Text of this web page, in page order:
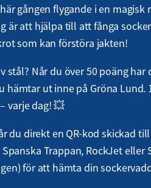
gången flygande i en magisk
är att hjälpa till att fånga
som kan förstöra jakten!
stål? Når du över 50 poäng har
hämtar ut inne på Gröna Lund.
varje dag! 💥
du direkt en QR-kod skickad till
Trappan, RockJet eller
för att hämta din